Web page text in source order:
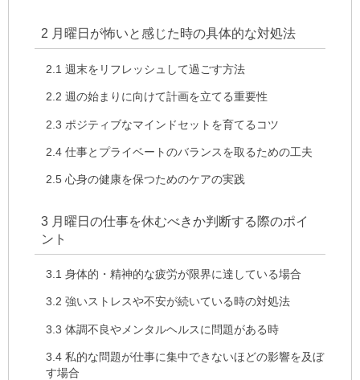
2 月曜日が怖いと感じた時の具体的な対処法
2.1 週末をリフレッシュして過ごす方法
2.2 週の始まりに向けて計画を立てる重要性
2.3 ポジティブなマインドセットを育てるコツ
2.4 仕事とプライベートのバランスを取るための工夫
2.5 心身の健康を保つためのケアの実践
3 月曜日の仕事を休むべきか判断する際のポイ
ント
3.1 身体的・精神的な疲労が限界に達している場合
3.2 強いストレスや不安が続いている時の対処法
3.3 体調不良やメンタルヘルスに問題がある時
3.4 私的な問題が仕事に集中できないほどの影響を及ぼ
す場合